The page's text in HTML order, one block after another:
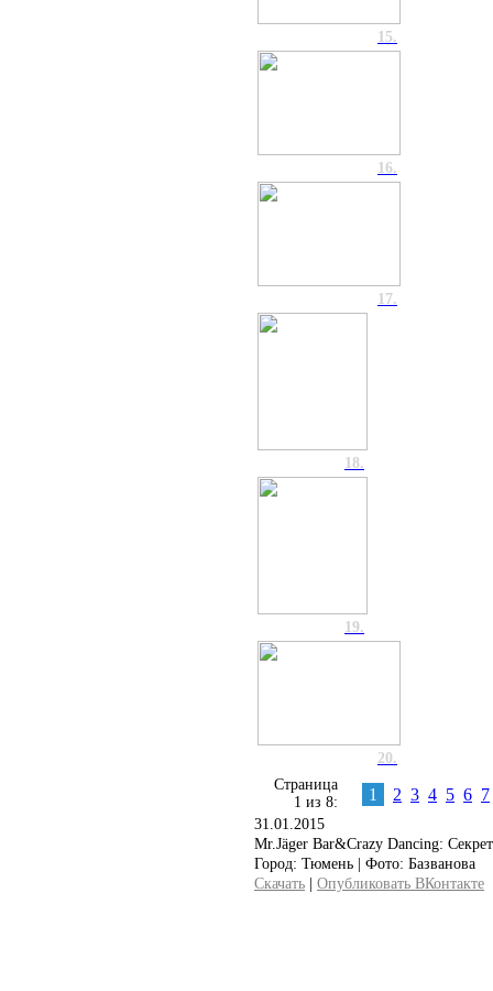
15.
16.
17.
18.
19.
20.
Страница
1 из 8:
1 2 3 4 5 6 7
31.01.2015
Mr.Jäger Bar&Crazy Dancing:
Город: Тюмень | Фото: Базванова
Скачать
Опубликовать ВКонтакте